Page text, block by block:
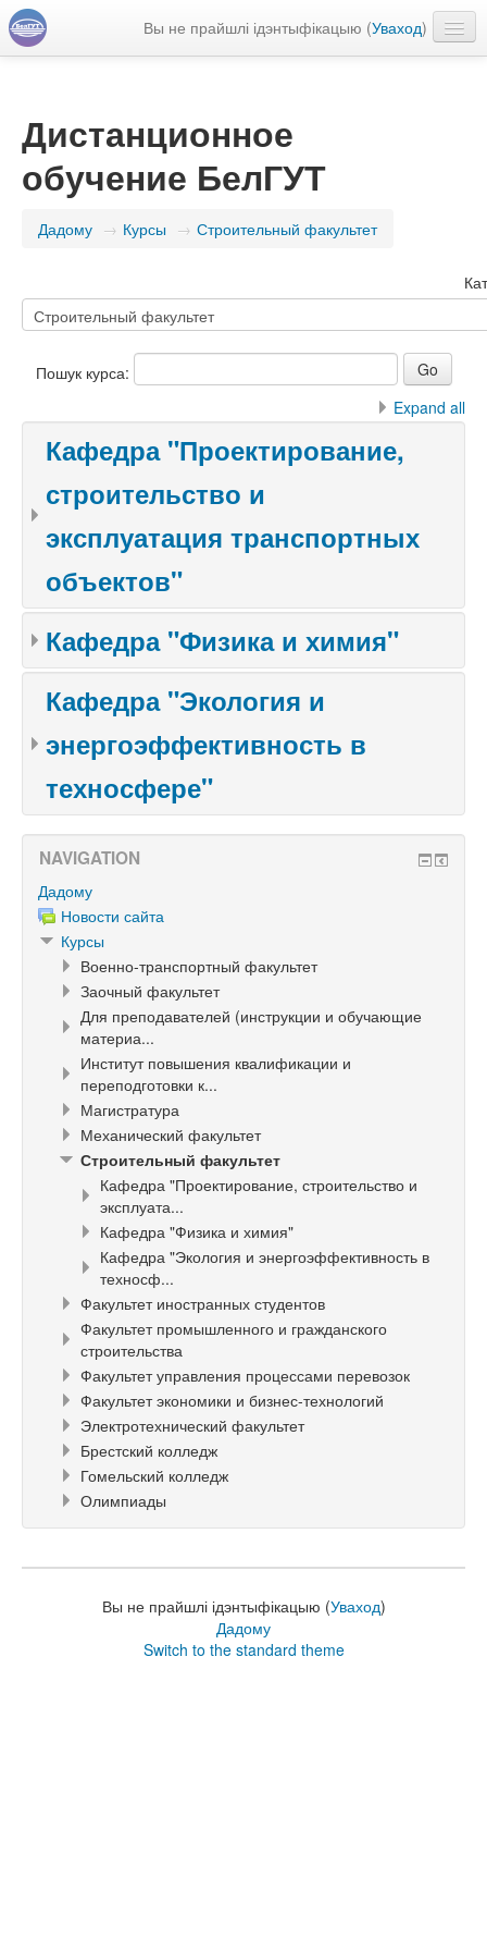
Вы не прайшлі ідэнтыфікацыю (Уваход)
Дистанционное
обучение БелГУТ
Дадому → Курсы → Строительный факультет
Пошук курса:
Expand all
Кафедра "Проектирование,
строительство и
эксплуатация транспортных
объектов"
Кафедра "Физика и химия"
Кафедра "Экология и
энергоэффективность в
техносфере"
NAVIGATION
Дадому
Новости сайта
Курсы
Военно-транспортный факультет
Заочный факультет
Для преподавателей (инструкции и обучающие
материа...
Институт повышения квалификации и
переподготовки к...
Магистратура
Механический факультет
Строительный факультет
Кафедра "Проектирование, строительство и
эксплуата...
Кафедра "Физика и химия"
Кафедра "Экология и энергоэффективность в
техносф...
Факультет иностранных студентов
Факультет промышленного и гражданского
строительства
Факультет управления процессами перевозок
Факультет экономики и бизнес-технологий
Электротехнический факультет
Брестский колледж
Гомельский колледж
Олимпиады
Вы не прайшлі ідэнтыфікацыю (Уваход)
Дадому
Switch to the standard theme